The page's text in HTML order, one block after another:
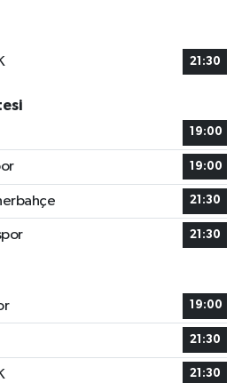
21:30
19:00
19:00
21:30
21:30
19:00
21:30
21:30